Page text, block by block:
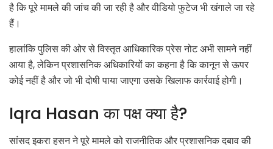
है कि पूरे मामले की जांच की जा रही है और वीडियो फुटेज भी खंगाले जा रहे
हैं।
हालांकि पुलिस की ओर से विस्तृत आधिकारिक प्रेस नोट अभी सामने नहीं
आया है, लेकिन प्रशासनिक अधिकारियों का कहना है कि कानून से ऊपर
कोई नहीं है और जो भी दोषी पाया जाएगा उसके खिलाफ कार्रवाई होगी।
Iqra Hasan का पक्ष क्या है?
सांसद इकरा हसन ने पूरे मामले को राजनीतिक और प्रशासनिक दबाव की